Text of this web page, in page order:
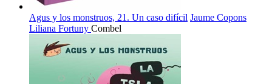
Agus y los monstruos, 21. Un caso difícil Jaume Copons
Liliana Fortuny Combel